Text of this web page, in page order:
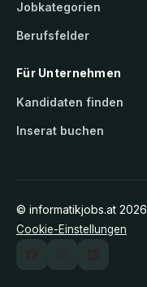
Jobkategorien
Berufsfelder
Für Unternehmen
Kandidaten finden
Inserat buchen
© informatikjobs.at 2026
Cookie-Einstellungen